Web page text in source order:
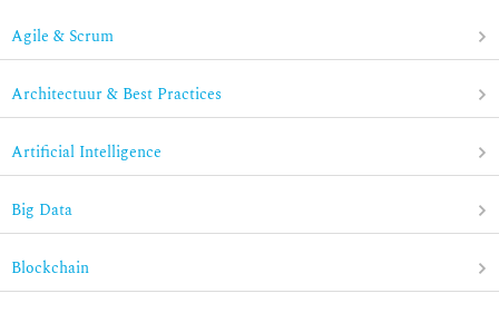
Agile & Scrum
Architectuur & Best Practices
Artificial Intelligence
Big Data
Blockchain